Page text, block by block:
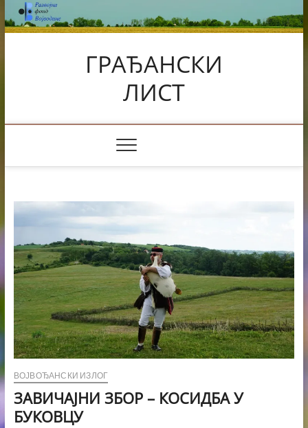
Skip
to
content
ГРАЂАНСКИ
ЛИСТ
ВОЈВОЂАНСКИ ИЗЛОГ
ЗАВИЧАЈНИ ЗБОР – КОСИДБА У
БУКОВЦУ